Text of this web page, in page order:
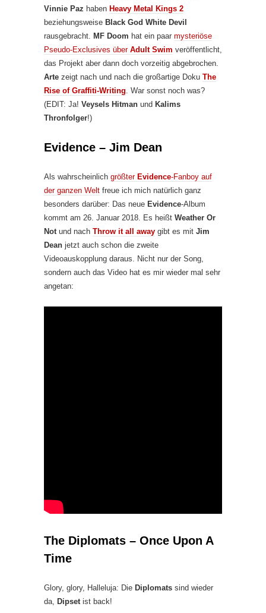
Vinnie Paz haben Heavy Metal Kings 2
beziehungsweise Black God White Devil
rausgebracht.
MF Doom hat ein paar mysteriöse
Pseudo-Exclusives über Adult Swim veröffentlicht,
das Projekt aber dann doch vorzeitig abgebrochen.
Arte zeigt nach und nach die großartige Doku The
Rise of Graffiti-Writing . War sonst noch was?
(EDIT: Ja! Veysels Hitman und Kalims
Thronfolger!)
Evidence – Jim Dean
Als wahrscheinlich größter Evidence-Fanboy auf
der ganzen Welt freue ich mich natürlich ganz
besonders darüber: Das neue Evidence-Album
kommt am 26. Januar 2018. Es heißt Weather Or
Not und nach Throw it all away gibt es mit Jim
Dean jetzt auch schon die zweite
Videoauskopplung daraus. Nicht nur der Song,
sondern auch das Video hat es mir wieder mal sehr
angetan:
The Diplomats – Once Upon A
Time
Glory, glory, Halleluja: Die Diplomats sind wieder
da,
Dipset ist back!